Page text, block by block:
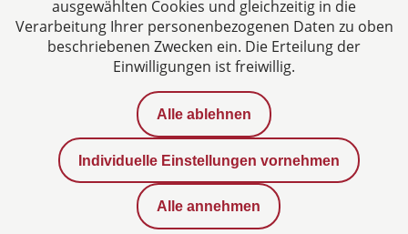
Datenschutz
ausgewählten Cookies und gleichzeitig in die
Verarbeitung Ihrer personenbezogenen Daten zu oben
beschriebenen Zwecken ein. Die Erteilung der
Einwilligungen ist freiwillig.
Alle ablehnen
Individuelle Einstellungen vornehmen
Alle annehmen